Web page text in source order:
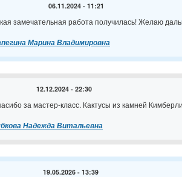
06.11.2024 - 11:21
замечательная работа получилась! Желаю
Марина Владимировна
12.12.2024 - 22:30
за мастер-класс. Кактусы из камней
Надежда Витальевна
19.05.2026 - 13:39